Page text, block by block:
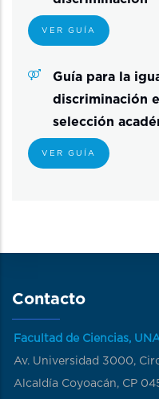
VER GUÍA
Guía para la
discriminación
selección
VER GUÍA
Contacto
Facultad de Ciencias,
Av. Universidad 3000,
Alcaldía Coyoacán, CP